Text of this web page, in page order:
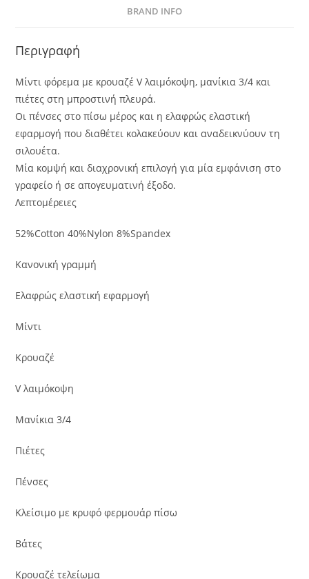
BRAND INFO
Περιγραφή
Μίντι φόρεμα με κρουαζέ V λαιμόκοψη, μανίκια 3/4 και
πιέτες στη μπροστινή πλευρά.
Οι πένσες στο πίσω μέρος και η ελαφρώς ελαστική
εφαρμογή που διαθέτει κολακεύουν και αναδεικνύουν τη
σιλουέτα.
Μία κομψή και διαχρονική επιλογή για μία εμφάνιση στο
γραφείο ή σε απογευματινή έξοδο.
Λεπτομέρειες
52%Cotton 40%Nylon 8%Spandex
Κανονική γραμμή
Ελαφρώς ελαστική εφαρμογή
Μίντι
Κρουαζέ
V λαιμόκοψη
Μανίκια 3/4
Πιέτες
Πένσες
Κλείσιμο με κρυφό φερμουάρ πίσω
Βάτες
Κρουαζέ τελείωμα